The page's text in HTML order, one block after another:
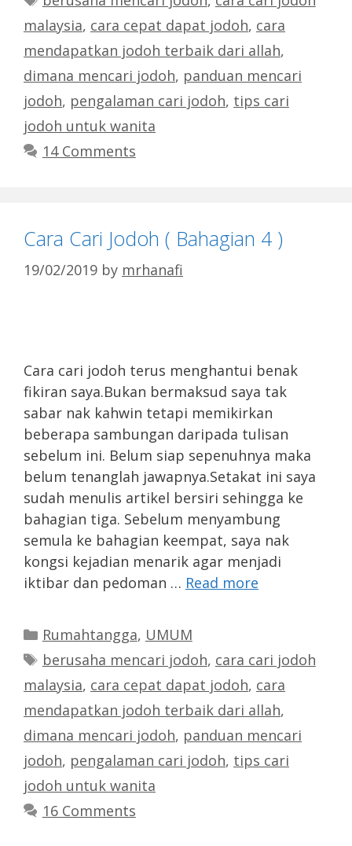
malaysia, cara cepat dapat jodoh, cara
mendapatkan jodoh terbaik dari allah,
dimana mencari jodoh, panduan mencari
jodoh, pengalaman cari jodoh, tips cari
jodoh untuk wanita
14 Comments
Cara Cari Jodoh ( Bahagian 4 )
19/02/2019 by mrhanafi
Cara cari jodoh terus menghantui benak
fikiran saya.Bukan bermaksud saya tak
sabar nak kahwin tetapi memikirkan
beberapa sambungan daripada tulisan
sebelum ini. Belum siap sepenuhnya maka
belum tenanglah jawapnya.Setakat ini saya
sudah menulis artikel bersiri sehingga ke
bahagian tiga. Sebelum menyambung
semula ke bahagian keempat, saya nak
kongsi kejadian menarik agar menjadi
iktibar dan pedoman … Read more
Categories
Rumahtangga, UMUM
Tags
berusaha mencari jodoh, cara cari jodoh
malaysia, cara cepat dapat jodoh, cara
mendapatkan jodoh terbaik dari allah,
dimana mencari jodoh, panduan mencari
jodoh, pengalaman cari jodoh, tips cari
jodoh untuk wanita
16 Comments